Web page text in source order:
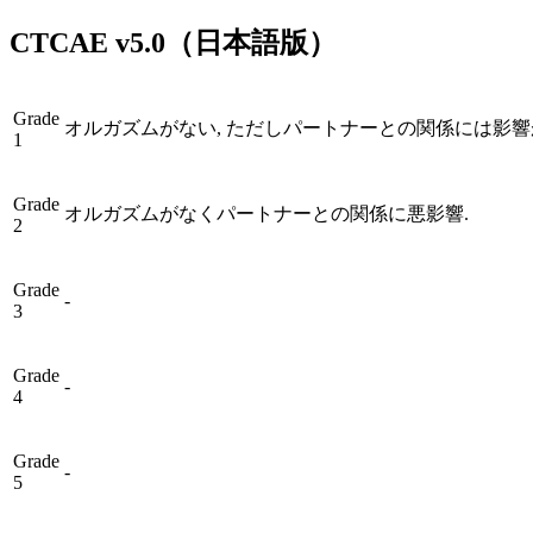
CTCAE v5.0 （日本語版）
Grade
1
オルガズムがない, ただしパートナーとの関係には影
Grade
2
オルガズムがなくパートナーとの関係に悪影響.
Grade
3
-
Grade
4
-
Grade
5
-